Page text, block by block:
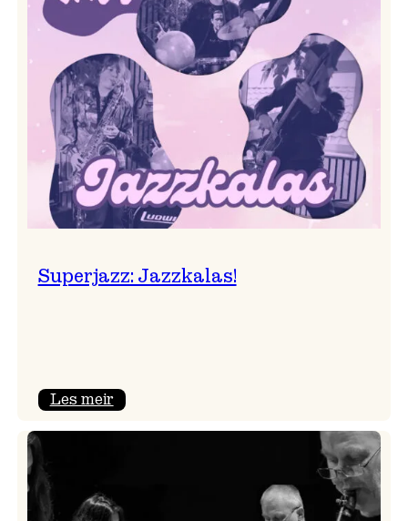
&
Vanessa
Perica
Superjazz: Jazzkalas!
Les meir: